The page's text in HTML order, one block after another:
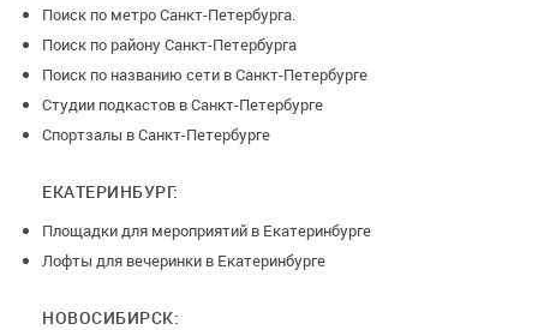
Поиск по метро Санкт-Петербурга.
Поиск по району Санкт-Петербурга
Поиск по названию сети в Санкт-Петербурге
Студии подкастов в Санкт-Петербурге
Спортзалы в Санкт-Петербурге
ЕКАТЕРИНБУРГ:
Площадки для мероприятий в Екатеринбурге
Лофты для вечеринки в Екатеринбурге
НОВОСИБИРСК: